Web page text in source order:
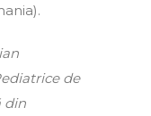
de
din